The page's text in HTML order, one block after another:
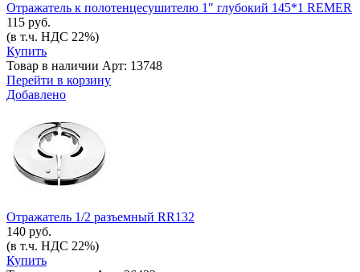
Отражатель к полотенцесушителю 1" глубокий 145*1 REMER
115 руб.
(в т.ч. НДС 22%)
Купить
Товар в наличии Арт: 13748
Перейти в корзину
Добавлено
Отражатель 1/2 разъемный RR132
140 руб.
(в т.ч. НДС 22%)
Купить